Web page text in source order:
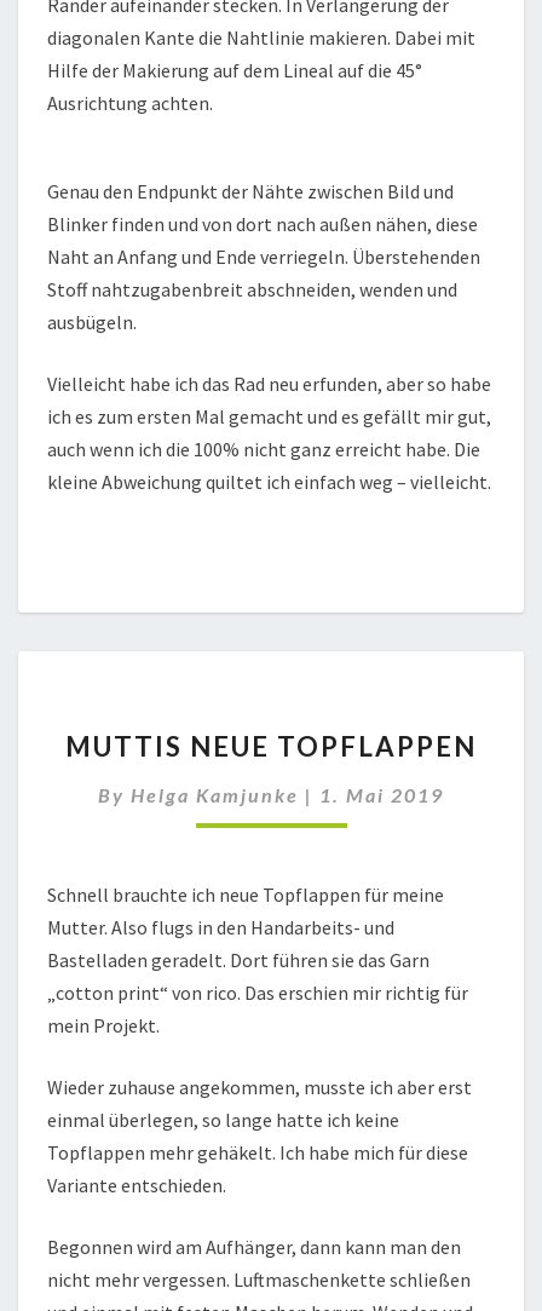
Ränder aufeinander stecken. In Verlängerung der
diagonalen Kante die Nahtlinie makieren. Dabei mit
Hilfe der Makierung auf dem Lineal auf die 45°
Ausrichtung achten.
Genau den Endpunkt der Nähte zwischen Bild und
Blinker finden und von dort nach außen nähen, diese
Naht an Anfang und Ende verriegeln. Überstehenden
Stoff nahtzugabenbreit abschneiden, wenden und
ausbügeln.
Vielleicht habe ich das Rad neu erfunden, aber so habe
ich es zum ersten Mal gemacht und es gefällt mir gut,
auch wenn ich die 100% nicht ganz erreicht habe. Die
kleine Abweichung quiltet ich einfach weg – vielleicht.
NEUE
MUTTIS NEUE TOPFLAPPEN
By Helga Kamjunke | 1. Mai 2019
Schnell brauchte ich neue Topflappen für meine
Mutter. Also flugs in den Handarbeits- und
Bastelladen geradelt. Dort führen sie das Garn
„cotton print“ von rico. Das erschien mir richtig für
mein Projekt.
Wieder zuhause angekommen, musste ich aber erst
einmal überlegen, so lange hatte ich keine
Topflappen mehr gehäkelt. Ich habe mich für diese
Variante entschieden.
Begonnen wird am Aufhänger, dann kann man den
nicht mehr vergessen. Luftmaschenkette schließen